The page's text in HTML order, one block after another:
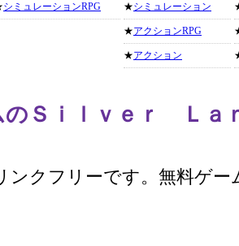
シミュレーションRPG ★シミュレーション
★アクションRPG
★アクション
のＳｉｌｖｅｒ Ｌａ
ンクフリーです。無料ゲー